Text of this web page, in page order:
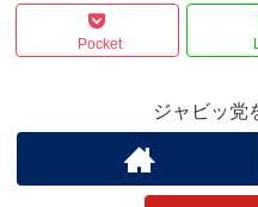
Pocket
ジャビッ党